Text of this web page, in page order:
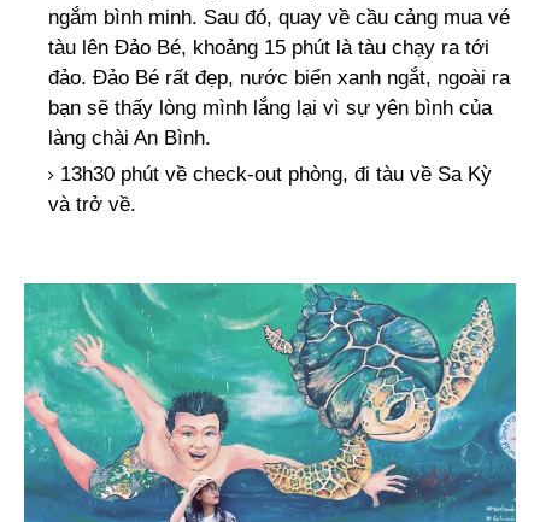
ngắm bình minh. Sau đó, quay về cầu cảng mua vé
tàu lên Đảo Bé, khoảng 15 phút là tàu chạy ra tới
đảo. Đảo Bé rất đẹp, nước biển xanh ngắt, ngoài ra
bạn sẽ thấy lòng mình lắng lại vì sự yên bình của
làng chài An Bình.
13h30 phút về check-out phòng, đi tàu về Sa Kỳ
và trở về.